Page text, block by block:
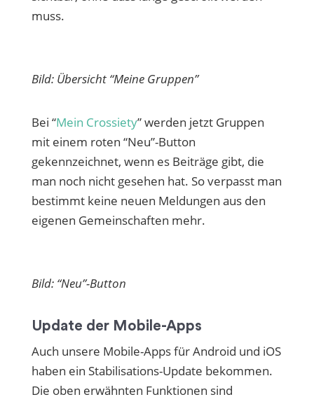
muss.
Bild: Übersicht “Meine Gruppen”
Bei “Mein Crossiety” werden jetzt Gruppen
mit einem roten “Neu”-Button
gekennzeichnet, wenn es Beiträge gibt, die
man noch nicht gesehen hat. So verpasst man
bestimmt keine neuen Meldungen aus den
eigenen Gemeinschaften mehr.
Bild: “Neu”-Button
Update der Mobile-Apps
Auch unsere Mobile-Apps für Android und iOS
haben ein Stabilisations-Update bekommen.
Die oben erwähnten Funktionen sind